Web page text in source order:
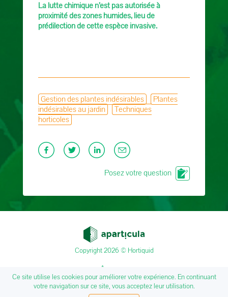
La lutte chimique n’est pas autorisée à
proximité des zones humides, lieu de
prédilection de cette espèce invasive.
Gestion des plantes indésirables
Plantes
indésirables au jardin
Techniques
horticoles
Posez votre question
Copyright 2026 © Hortiquid
A propos
Mentions légales
Nous Contacter
Ce site utilise les cookies pour améliorer votre expérience. En continuant
votre navigation sur ce site, vous acceptez leur utilisation.